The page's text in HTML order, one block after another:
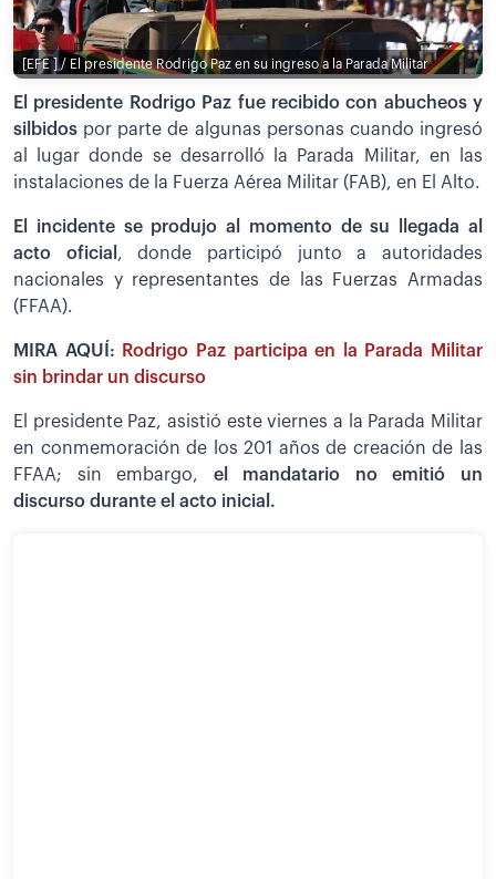
[EFE ] / El presidente Rodrigo Paz en su ingreso a la Parada Militar
El presidente Rodrigo Paz fue recibido con abucheos y
silbidos por parte de algunas personas cuando ingresó
al lugar donde se desarrolló la Parada Militar, en las
instalaciones de la Fuerza Aérea Militar (FAB), en El Alto.
El incidente se produjo al momento de su llegada al
acto oficial , donde participó junto a autoridades
nacionales y representantes de las Fuerzas Armadas
(FFAA).
MIRA AQUÍ:
Rodrigo Paz participa en la Parada Militar
sin brindar un discurso
El presidente Paz, asistió este viernes a la Parada Militar
en conmemoración de los 201 años de creación de las
FFAA; sin embargo, el mandatario no emitió un
discurso durante el acto inicial.